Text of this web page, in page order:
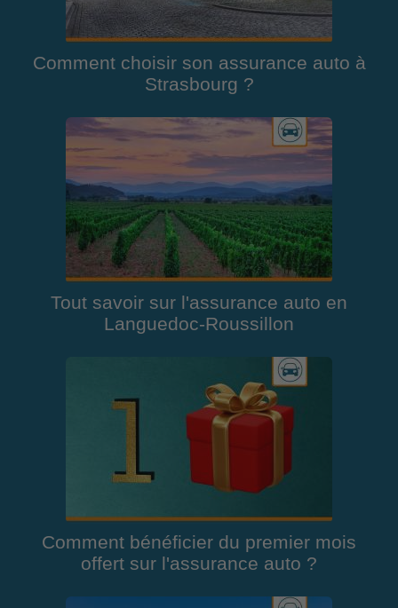
Comment choisir son assurance auto à
Strasbourg ?
Tout savoir sur l'assurance auto en
Languedoc-Roussillon
Comment bénéficier du premier mois
offert sur l'assurance auto ?